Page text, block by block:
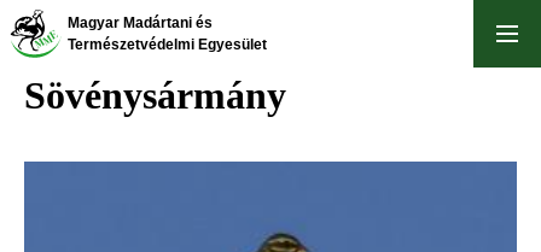
Ugrás
tartalomra
Magyar Madártani és
Természetvédelmi Egyesület
Sövénysármány